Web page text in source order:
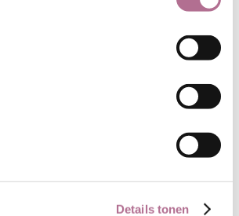
Details tonen
EEN STAAL